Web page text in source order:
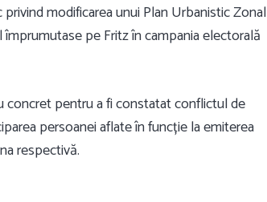
modificarea unui Plan Urbanistic Zonal
pe Fritz în campania electorală
concret pentru a fi constatat conflictul de
persoanei aflate în funcție la emiterea
respectivă.